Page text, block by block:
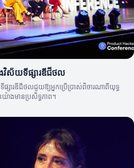
វិស័យទីផ្សារឌីជីថល
ារឌីជីថលជួយឱ្យអ្នកប្រើប្រាស់ពិចារណាពីយុទ្ធ
ាងមានប្រសិទ្ធភាព។